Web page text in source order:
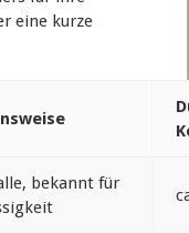
eine kurze
bekannt für